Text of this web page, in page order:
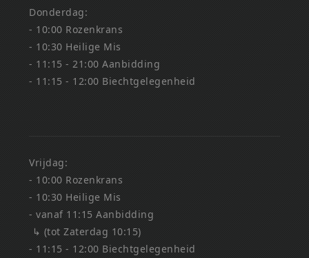
Donderdag:
- 10:00 Rozenkrans
- 10:30 Heilige Mis
- 11:15 - 21:00 Aanbidding
- 11:15 - 12:00 Biechtgelegenheid
Vrijdag:
- 10:00 Rozenkrans
- 10:30 Heilige Mis
- vanaf 11:15 Aanbidding
↳ (tot Zaterdag 10:15)
- 11:15 - 12:00 Biechtgelegenheid